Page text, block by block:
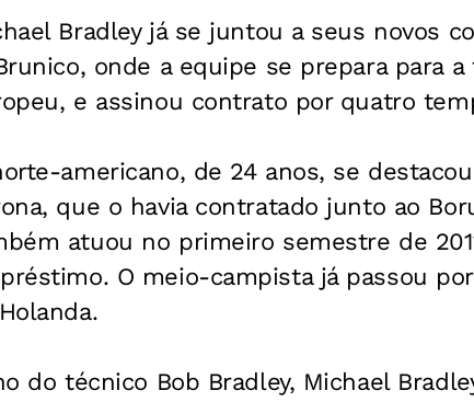
Bradley já se juntou a seus novos
onde a equipe se prepara para
e assinou contrato por quatro
americano, de 24 anos, se
que o havia contratado junto ao
atuou no primeiro semestre de
O meio-campista já passou
do técnico Bob Bradley, Michael